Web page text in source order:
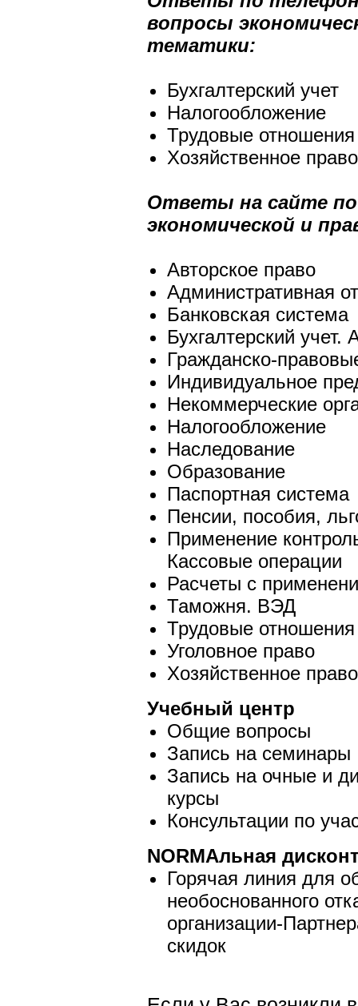
вопросы
тематики:
Бухгалтерский
Налогообложение
Трудовые отношения
Хозяйственное право
Ответы на сайте
экономической и
Авторское право
Административная
Банковская система
Бухгалтерский учет.
Гражданско-
Индивидуальное
Некоммерческие
Налогообложение
Наследование
Образование
Паспортная система
Пенсии, пособия,
Применение
Кассовые операции
Расчеты с
Таможня. ВЭД
Трудовые отношения
Уголовное право
Хозяйственное право
Учебный центр
Общие вопросы
Запись на семинары
Запись на очные и
курсы
Консультации по
NORMAльная
Горячая линия для
необоснованного
организации-
скидок